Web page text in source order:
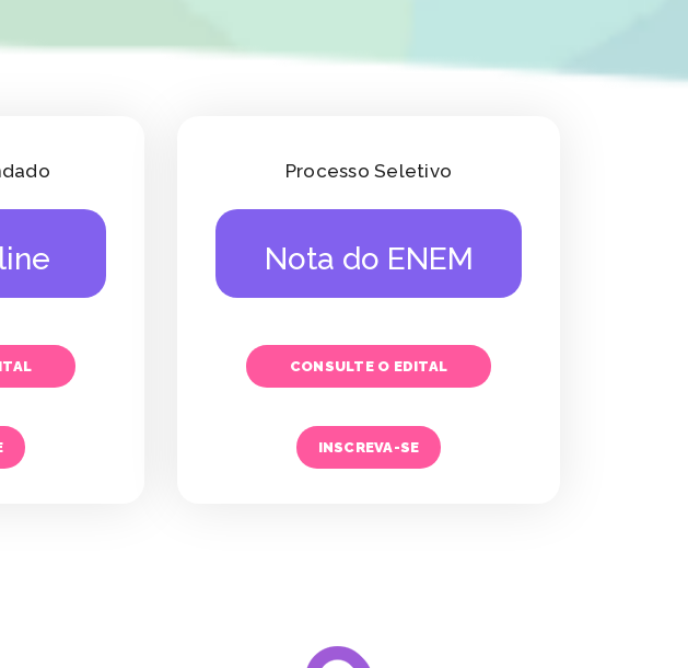
Processo Seletivo
Nota do ENEM
CONSULTE O EDITAL
INSCREVA-SE